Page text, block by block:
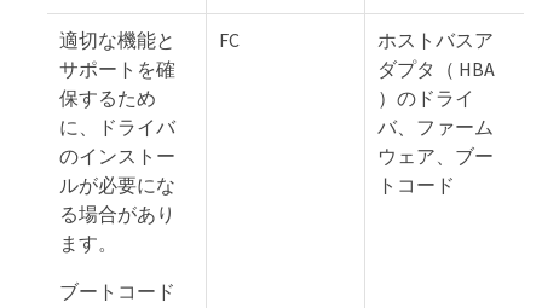
適切な機能と
サポートを確
保するため
に、ドライバ
のインストー
ルが必要にな
る場合があり
ます。
ブートコード
FC
ホストバスア
ダプタ（ HBA
）のドライ
バ、ファーム
ウェア、ブー
トコード